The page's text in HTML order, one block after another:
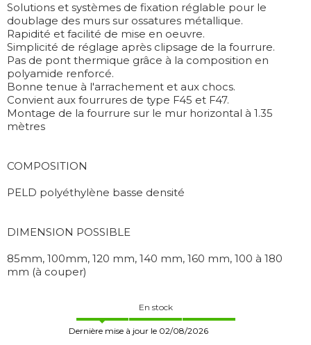
Solutions et systèmes de fixation réglable pour le
doublage des murs sur ossatures métallique.
Rapidité et facilité de mise en oeuvre.
Simplicité de réglage après clipsage de la fourrure.
Pas de pont thermique grâce à la composition en
polyamide renforcé.
Bonne tenue à l'arrachement et aux chocs.
Convient aux fourrures de type F45 et F47.
Montage de la fourrure sur le mur horizontal à 1.35
mètres
COMPOSITION
PELD polyéthylène basse densité
DIMENSION POSSIBLE
85mm, 100mm, 120 mm, 140 mm, 160 mm, 100 à 180
mm (à couper)
En stock
Dernière mise à jour le 02/08/2026